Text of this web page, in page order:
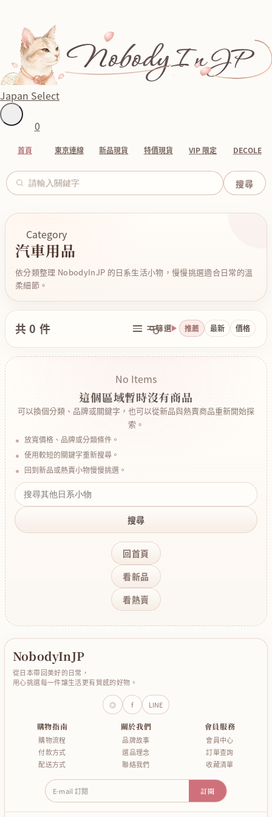
Japan Select
0
首頁 東京連線 新品現貨 特價現貨 VIP 限定 DECOLE
Category
汽車用品
依分類整理 NobodyInJP 的日系生活小物，慢慢挑選適合日常的溫
柔細節。
共 0 件 篩選 推薦 最新 價格
No Items
這個區域暫時沒有商品
可以換個分類、品牌或關鍵字，也可以從新品與熱賣商品重新開始探
索。
放寬價格、品牌或分類條件。
使用較短的關鍵字重新搜尋。
回到新品或熱賣小物慢慢挑選。
搜尋
回首頁
看新品
看熱賣
NobodyInJP
從日本帶回美好的日常，
用心挑選每一件讓生活更有質感的好物。
◎ f LINE
購物指南
購物流程
付款方式
配送方式
關於我們
品牌故事
選品理念
聯絡我們
會員服務
會員中心
訂單查詢
收藏清單
E-mail 訂閱 訂閱